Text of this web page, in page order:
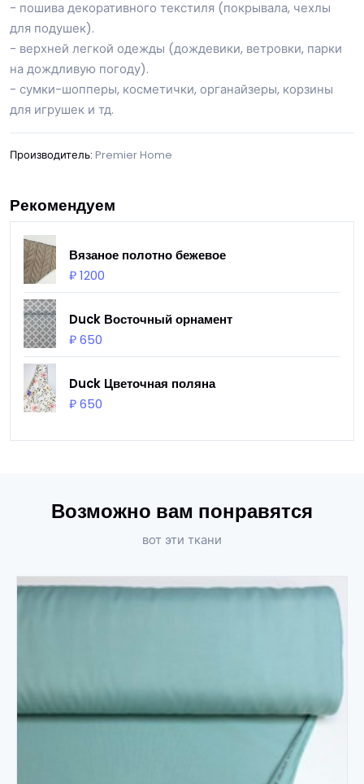
- пошива декоративного текстиля (покрывала, чехлы
для подушек).
- верхней легкой одежды (дождевики, ветровки, парки
на дождливую погоду).
- сумки-шопперы, косметички, органайзеры, корзины
для игрушек и тд.
Производитель: Premier Home
Рекомендуем
Вязаное полотно бежевое
₽ 1200
Duck Восточный орнамент
₽ 650
Duck Цветочная поляна
₽ 650
Возможно вам понравятся
вот эти ткани